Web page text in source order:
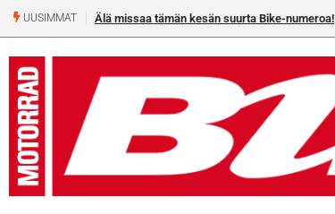
UUSIMMAT Älä missaa tämän kesän suurta Bike-numeroa!